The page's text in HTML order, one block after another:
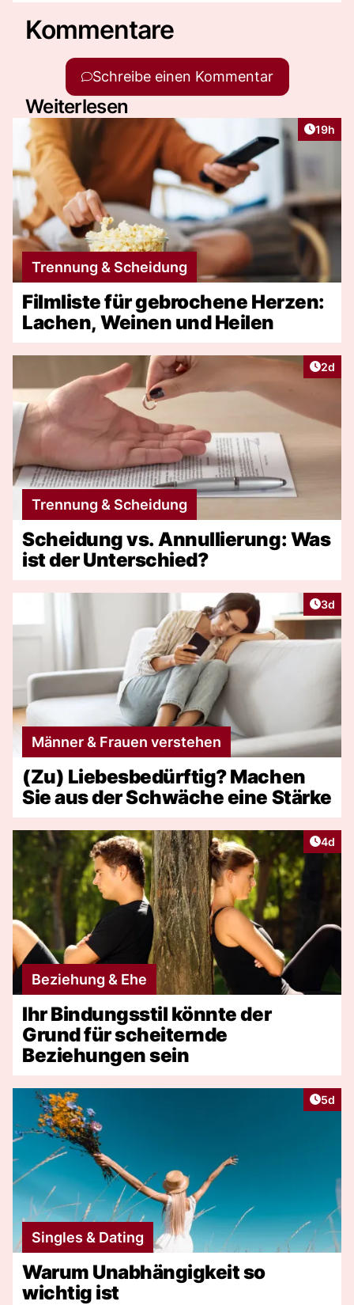
Kommentare
Schreibe einen Kommentar
Weiterlesen
Artikel
19h
Trennung & Scheidung
Filmliste für gebrochene Herzen:
Lachen, Weinen und Heilen
2d
Trennung & Scheidung
Scheidung vs. Annullierung: Was
ist der Unterschied?
3d
Männer & Frauen verstehen
(Zu) Liebesbedürftig? Machen
Sie aus der Schwäche eine Stärke
4d
Beziehung & Ehe
Ihr Bindungsstil könnte der
Grund für scheiternde
Beziehungen sein
5d
Singles & Dating
Warum Unabhängigkeit so
wichtig ist